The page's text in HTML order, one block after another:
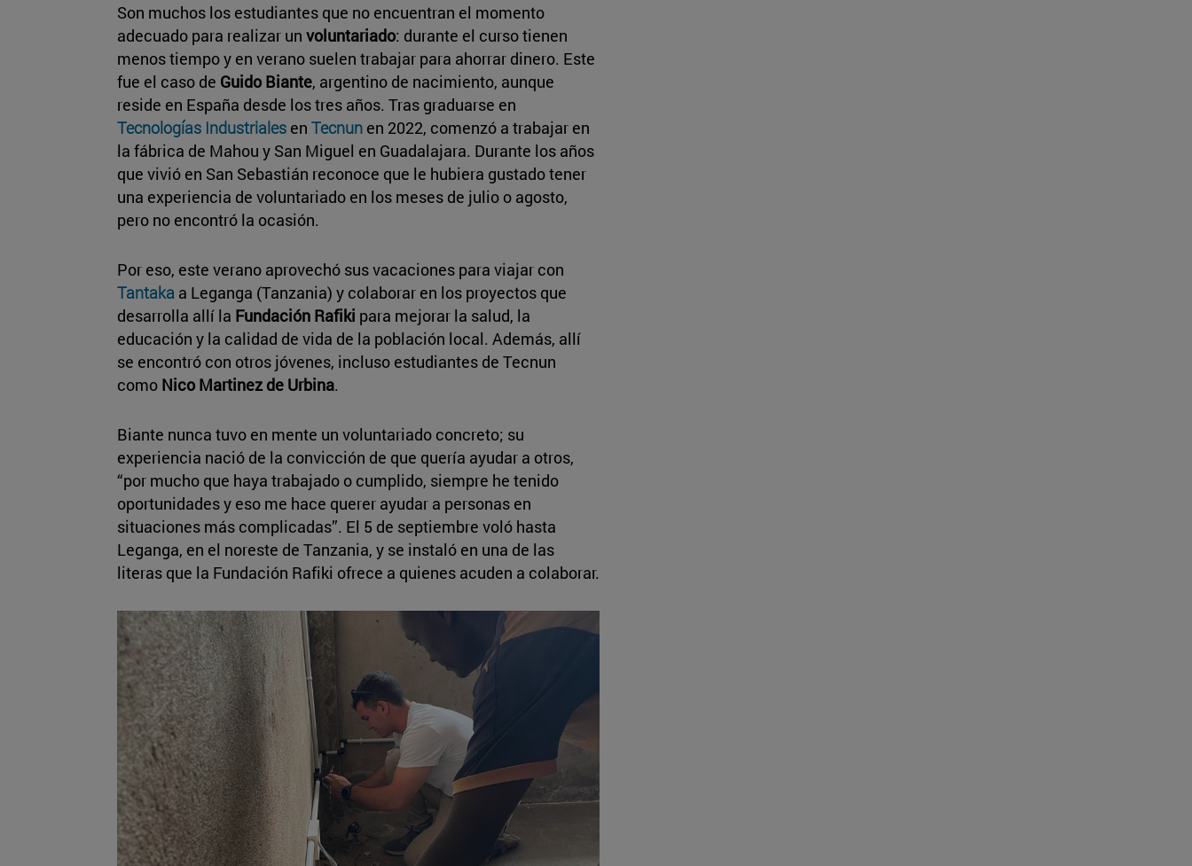
Son muchos los estudiantes que no encuentran el momento
adecuado para realizar un voluntariado: durante el curso tienen
menos tiempo y en verano suelen trabajar para ahorrar dinero. Este
fue el caso de Guido Biante, argentino de nacimiento, aunque
reside en España desde los tres años. Tras graduarse en
Tecnologías Industriales en Tecnun en 2022, comenzó a trabajar en
la fábrica de Mahou y San Miguel en Guadalajara. Durante los años
que vivió en San Sebastián reconoce que le hubiera gustado tener
una experiencia de voluntariado en los meses de julio o agosto,
pero no encontró la ocasión.
Por eso, este verano aprovechó sus vacaciones para viajar con
Tantaka a Leganga (Tanzania) y colaborar en los proyectos que
desarrolla allí la Fundación Rafiki para mejorar la salud, la
educación y la calidad de vida de la población local. Además, allí
se encontró con otros jóvenes, incluso estudiantes de Tecnun
como Nico Martinez de Urbina.
Biante nunca tuvo en mente un voluntariado concreto; su
experiencia nació de la convicción de que quería ayudar a otros,
“por mucho que haya trabajado o cumplido, siempre he tenido
oportunidades y eso me hace querer ayudar a personas en
situaciones más complicadas”. El 5 de septiembre voló hasta
Leganga, en el noreste de Tanzania, y se instaló en una de las
literas que la Fundación Rafiki ofrece a quienes acuden a colaborar.